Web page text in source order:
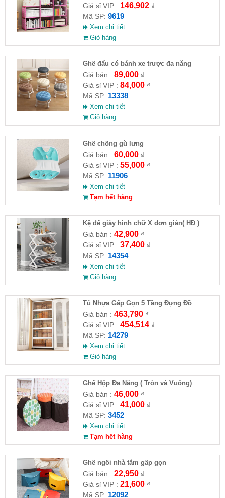
Giá sỉ VIP : 146,902₫
Mã SP: 9619
Xem chi tiết
Giỏ hàng
Ghế đẩu có bánh xe trược đa năng
Giá bán : 89,000₫
Giá sỉ VIP : 84,000₫
Mã SP: 13338
Xem chi tiết
Giỏ hàng
Ghế chống gù lưng
Giá bán : 60,000₫
Giá sỉ VIP : 55,000₫
Mã SP: 11906
Xem chi tiết
Tạm hết hàng
Kệ để giày hình chữ X đơn giản( HĐ )
Giá bán : 42,900₫
Giá sỉ VIP : 37,400₫
Mã SP: 14354
Xem chi tiết
Giỏ hàng
Tủ Nhựa Gấp Gọn 5 Tầng Đựng Đồ
Giá bán : 463,790₫
Giá sỉ VIP : 454,514₫
Mã SP: 14279
Xem chi tiết
Giỏ hàng
Ghế Hộp Đa Năng ( Tròn và Vuông)
Giá bán : 46,000₫
Giá sỉ VIP : 41,000₫
Mã SP: 3452
Xem chi tiết
Tạm hết hàng
Ghế ngồi nhà tắm gấp gọn
Giá bán : 22,950₫
Giá sỉ VIP : 21,600₫
Mã SP: 12092